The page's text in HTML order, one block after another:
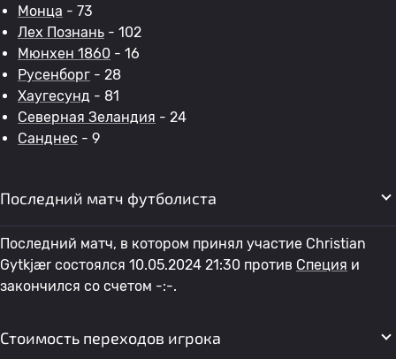
Монца - 73
Лех Познань - 102
Мюнхен 1860 - 16
Русенборг - 28
Хаугесунд - 81
Северная Зеландия - 24
Санднес - 9
Последний матч футболиста
Последний матч, в котором принял участие Christian
Gytkjær состоялся 10.05.2024 21:30 против Специя и
закончился со счетом -:-.
Стоимость переходов игрока